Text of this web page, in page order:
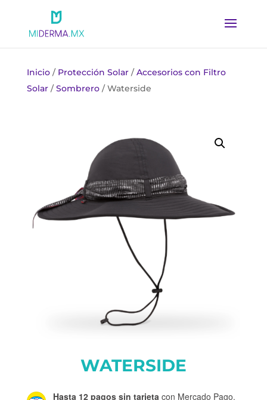
Inicio/ Protección Solar/Accesorios con Filtro
Solar/Sombrero/ Waterside
WATERSIDE
Hasta 12 pagos sin tarjetacon Mercado Pago.